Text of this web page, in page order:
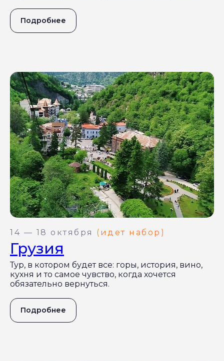
Подробнее
14 — 18 октября (идет набор)
Грузия
Тур, в котором будет все: горы, история, вино,
кухня и то самое чувство, когда хочется
обязательно вернуться.
Подробнее